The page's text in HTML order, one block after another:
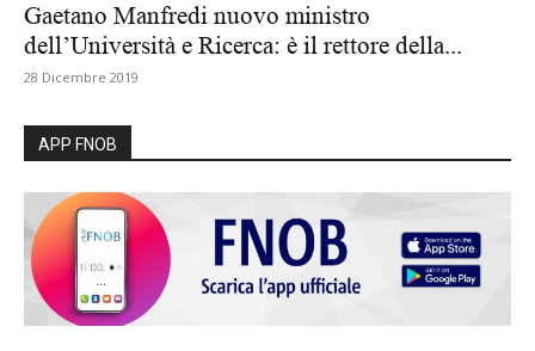
Gaetano Manfredi nuovo ministro
dell’Università e Ricerca: è il rettore della...
28 Dicembre 2019
APP FNOB